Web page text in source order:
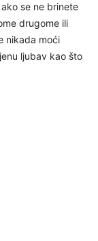
se ne brinete
drugome ili
nikada moći
ljubav kao što